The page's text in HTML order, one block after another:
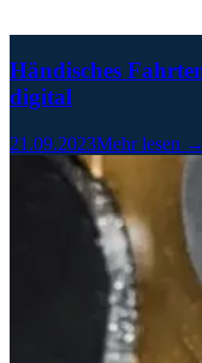
Händisches
digital
21.09.2023Mehr lesen →